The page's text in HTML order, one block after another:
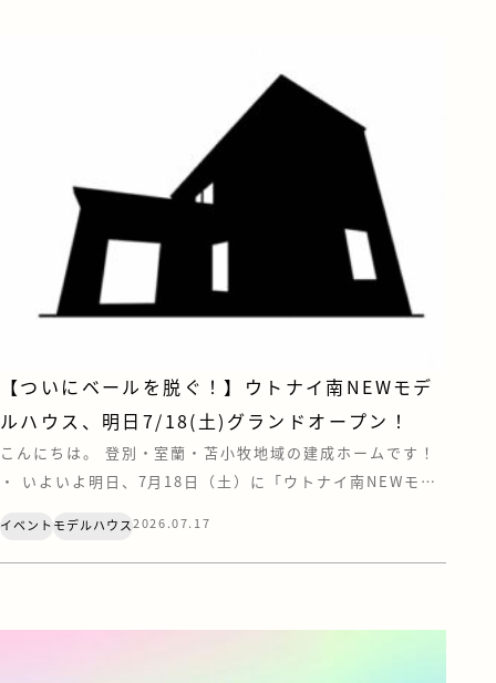
【ついにベールを脱ぐ！】ウトナイ南NEWモデ
ルハウス、明日7/18(土)グランドオープン！
こんにちは。 登別・室蘭・苫小牧地域の建成ホームです！
・ いよいよ明日、7月18日（土）に「ウトナイ南NEWモデ
今回のテーマは、「おしゃれ」と「心地よさ」、そして“と
介します&#x […]
イベント モデルハウス2026.07.17